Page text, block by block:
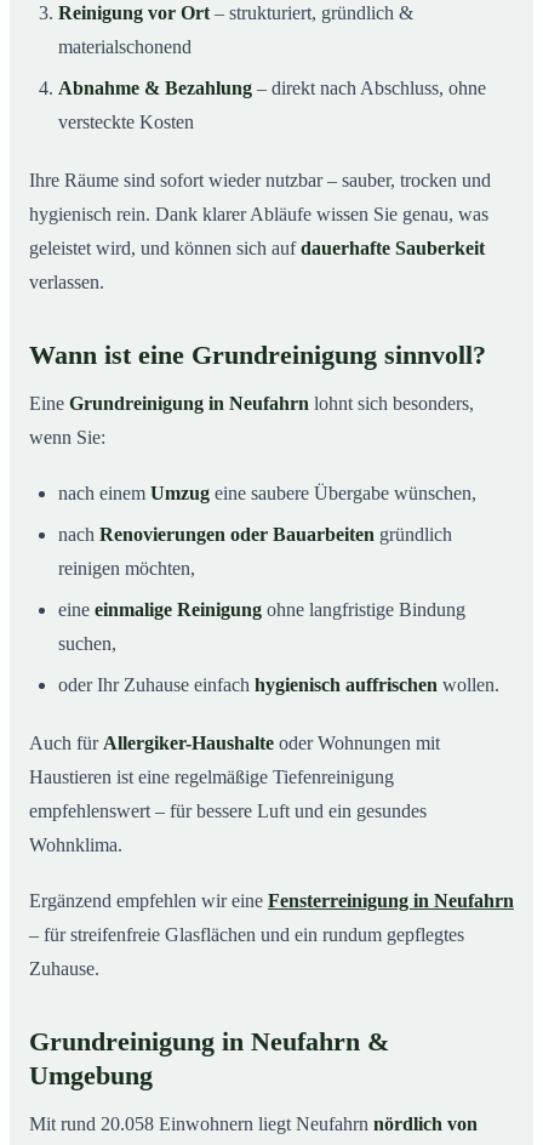
Reinigung vor Ort – strukturiert, gründlich &
materialschonend
Abnahme & Bezahlung – direkt nach Abschluss, ohne
versteckte Kosten
Ihre Räume sind sofort wieder nutzbar – sauber, trocken und
hygienisch rein. Dank klarer Abläufe wissen Sie genau, was
geleistet wird, und können sich aufdauerhafte Sauberkeit
verlassen.
Wann ist eine Grundreinigung sinnvoll?
Eine Grundreinigung in Neufahrn lohnt sich besonders,
wenn Sie:
nach einem Umzug eine saubere Übergabe wünschen,
nach Renovierungen oder Bauarbeiten gründlich
reinigen möchten,
eine einmalige Reinigung ohne langfristige Bindung
suchen,
oder Ihr Zuhause einfach hygienisch auffrischen wollen.
Auch für Allergiker-Haushalte oder Wohnungen mit
Haustieren ist eine regelmäßige Tiefenreinigung
empfehlenswert – für bessere Luft und ein gesundes
Wohnklima.
Ergänzend empfehlen wir eine Fensterreinigung in Neufahrn
– für streifenfreie Glasflächen und ein rundum gepflegtes
Zuhause.
Grundreinigung in Neufahrn &
Umgebung
Mit rund 20.058 Einwohnern liegt Neufahrn nördlich von